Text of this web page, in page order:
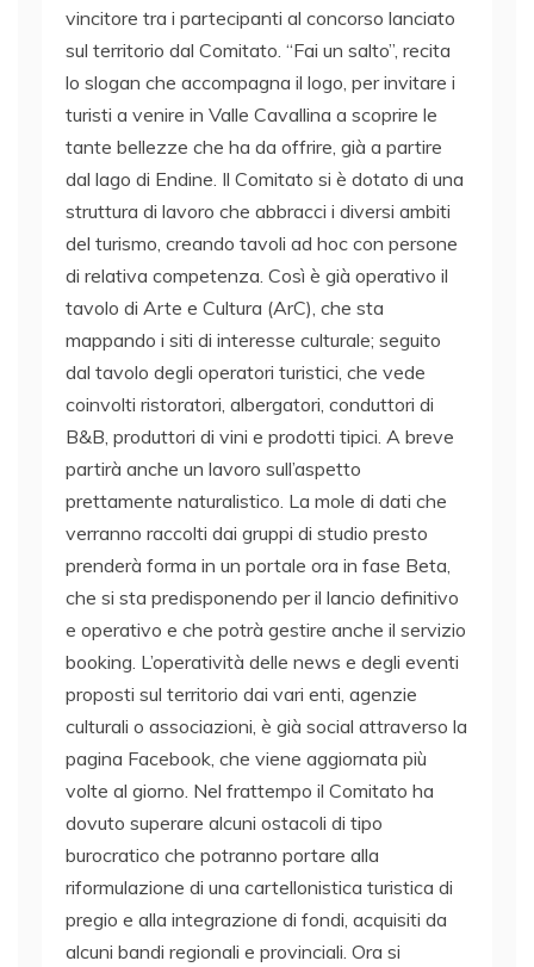
vincitore tra i partecipanti al concorso lanciato
sul territorio dal Comitato. “Fai un salto”, recita
lo slogan che accompagna il logo, per invitare i
turisti a venire in Valle Cavallina a scoprire le
tante bellezze che ha da offrire, già a partire
dal lago di Endine. Il Comitato si è dotato di una
struttura di lavoro che abbracci i diversi ambiti
del turismo, creando tavoli ad hoc con persone
di relativa competenza. Così è già operativo il
tavolo di Arte e Cultura (ArC), che sta
mappando i siti di interesse culturale; seguito
dal tavolo degli operatori turistici, che vede
coinvolti ristoratori, albergatori, conduttori di
B&B, produttori di vini e prodotti tipici. A breve
partirà anche un lavoro sull’aspetto
prettamente naturalistico. La mole di dati che
verranno raccolti dai gruppi di studio presto
prenderà forma in un portale ora in fase Beta,
che si sta predisponendo per il lancio definitivo
e operativo e che potrà gestire anche il servizio
booking. L’operatività delle news e degli eventi
proposti sul territorio dai vari enti, agenzie
culturali o associazioni, è già social attraverso la
pagina Facebook, che viene aggiornata più
volte al giorno. Nel frattempo il Comitato ha
dovuto superare alcuni ostacoli di tipo
burocratico che potranno portare alla
riformulazione di una cartellonistica turistica di
pregio e alla integrazione di fondi, acquisiti da
alcuni bandi regionali e provinciali. Ora si